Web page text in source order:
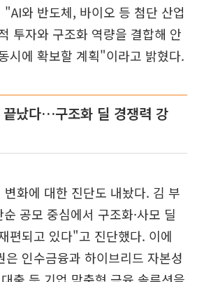
와 반도체, 바이오 등 첨단 산업
투자와 구조화 역량을 결합해 안
시에 확보할 계획"이라고 밝혔다.
났다…구조화 딜 경쟁력 강
화에 대한 진단도 내놨다. 김 부
공모 중심에서 구조화·사모 딜
편되고 있다"고 진단했다. 이에
은 인수금융과 하이브리드 자본성